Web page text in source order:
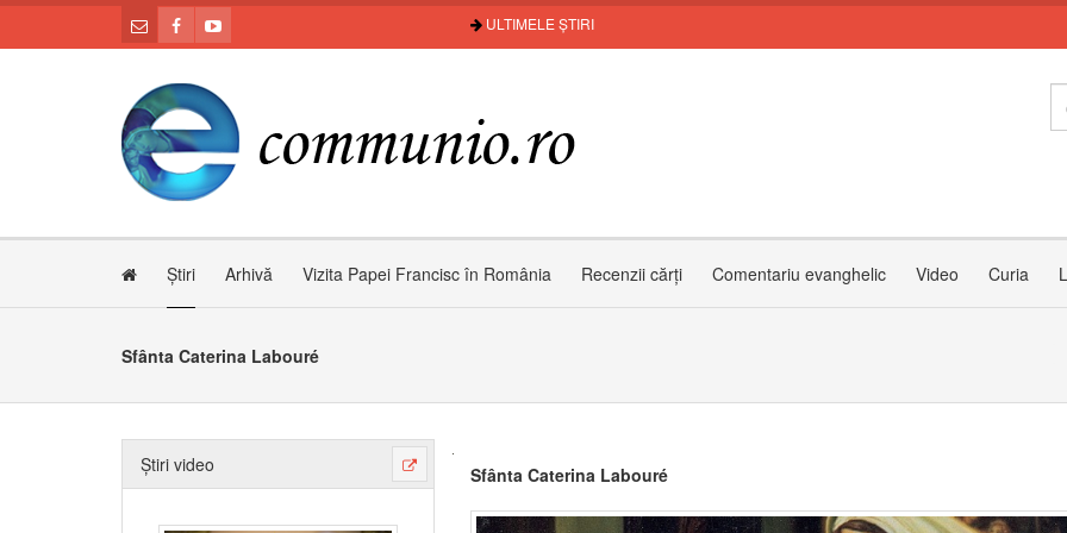
ULTIMELE ȘTIRI
Știri Arhivă Vizita Papei Francisc în România Recenzii cărți Comentariu evanghelic Video Curia
Sfânta Caterina Labouré
Știri video Sfânta Caterina Labouré